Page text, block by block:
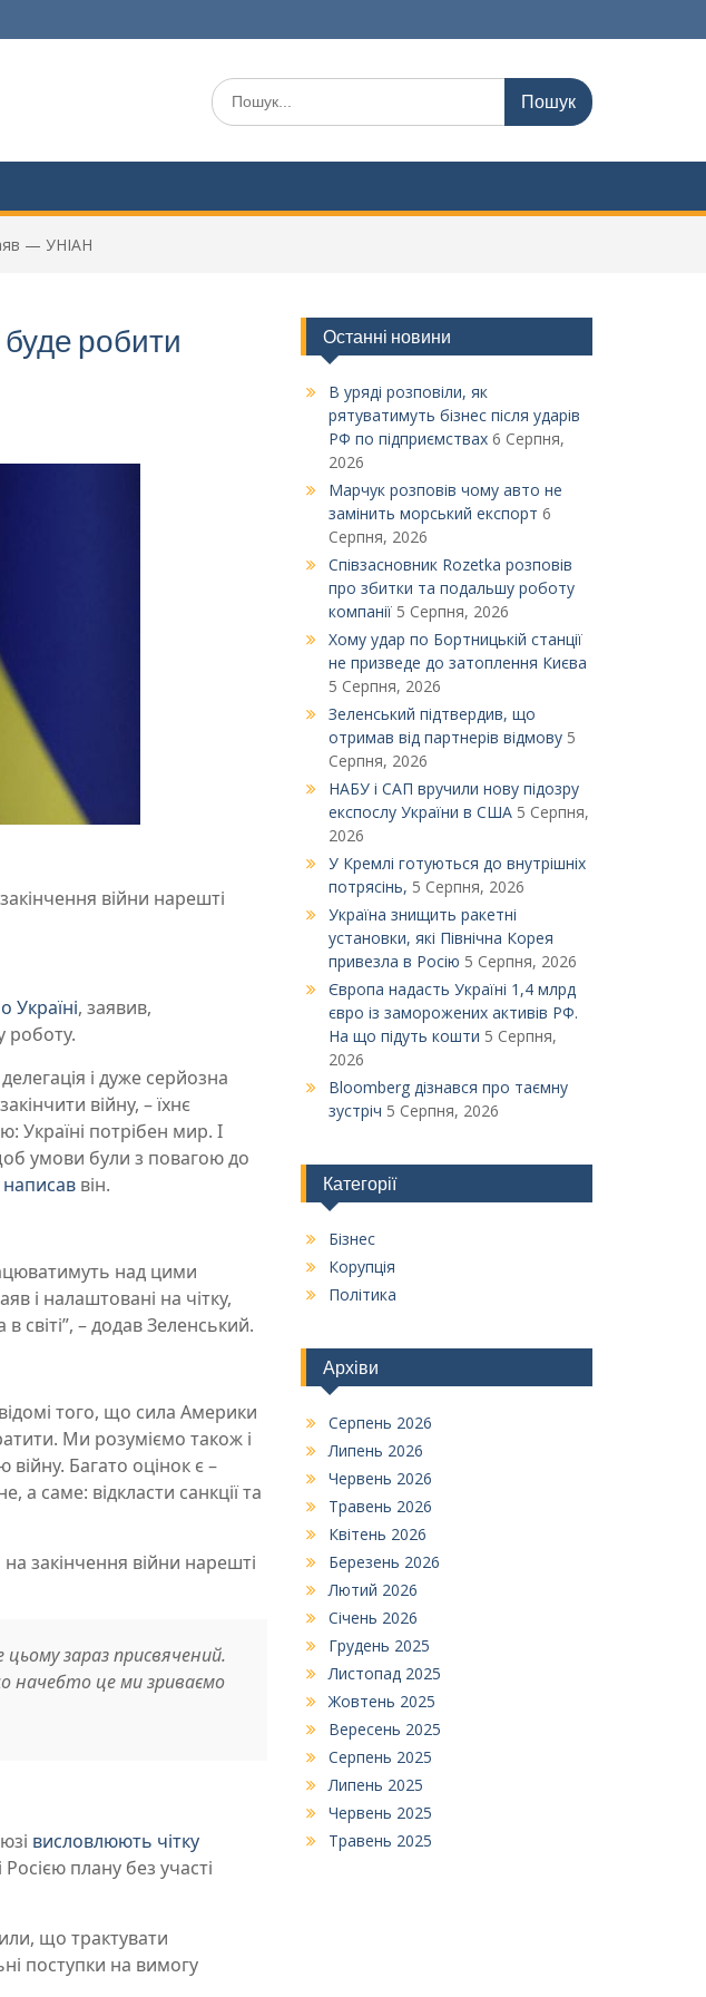
Шукати:
— УНІАН
робити
війни нарешті
, заявив,
роботу.
і дуже серйозна
війну, – їхнє
Україні потрібен мир. І
умови були з повагою до
написав він.
над цими
і налаштовані на чітку,
світі”, – додав Зеленський.
того, що сила Америки
Ми розуміємо також і
Багато оцінок є –
а саме: відкласти санкції та
закінчення війни нарешті
цьому зараз присвячений.
начебто це ми зриваємо
висловлюють чітку
плану без участі
що трактувати
поступки на вимогу
Останні новини
В уряді розповіли, як
рятуватимуть бізнес після ударів
РФ по підприємствах 6 Серпня,
2026
Марчук розповів чому авто не
замінить морський експорт 6
Серпня, 2026
Співзасновник Rozetka розповів
про збитки та подальшу роботу
компанії 5 Серпня, 2026
Xому удар по Бортницькій станції
не призведе до затоплення Києва
5 Серпня, 2026
Зеленський підтвердив, що
отримав від партнерів відмову 5
Серпня, 2026
НАБУ і САП вручили нову підозру
експослу України в США 5 Серпня,
2026
У Кремлі готуються до внутрішніх
потрясінь, 5 Серпня, 2026
Україна знищить ракетні
установки, які Північна Корея
привезла в Росію 5 Серпня, 2026
Європа надасть Україні 1,4 млрд
євро із заморожених активів РФ.
На що підуть кошти 5 Серпня,
2026
Bloomberg дізнався про таємну
зустріч 5 Серпня, 2026
Категорії
Бізнес
Корупція
Політика
Архіви
Серпень 2026
Липень 2026
Червень 2026
Травень 2026
Квітень 2026
Березень 2026
Лютий 2026
Січень 2026
Грудень 2025
Листопад 2025
Жовтень 2025
Вересень 2025
Серпень 2025
Липень 2025
Червень 2025
Травень 2025